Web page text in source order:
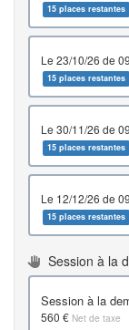
15 places restantes
15 places restantes
15 places restantes
15 places restantes
Session à la
560 € Net de taxe